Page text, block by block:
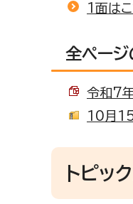
1面は
全ページ
令和7
10月
トピッ